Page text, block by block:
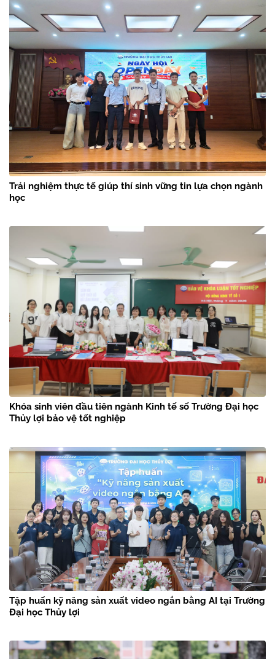
Trải nghiệm thực tế giúp thí sinh vững tin lựa chọn ngành
học
Khóa sinh viên đầu tiên ngành Kinh tế số Trường Đại học
Thủy lợi bảo vệ tốt nghiệp
Tập huấn kỹ năng sản xuất video ngắn bằng AI tại Trường
Đại học Thủy lợi